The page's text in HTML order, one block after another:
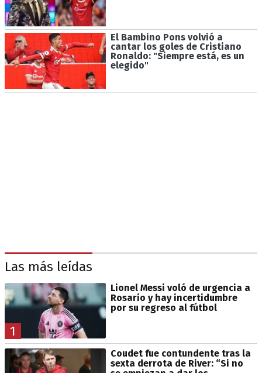
El Bambino Pons volvió a
cantar los goles de Cristiano
Ronaldo: "Siempre está, es un
elegido"
Las más leídas
1
Lionel Messi voló de urgencia a
Rosario y hay incertidumbre
por su regreso al fútbol
Coudet fue contundente tras la
sexta derrota de River: “Si no